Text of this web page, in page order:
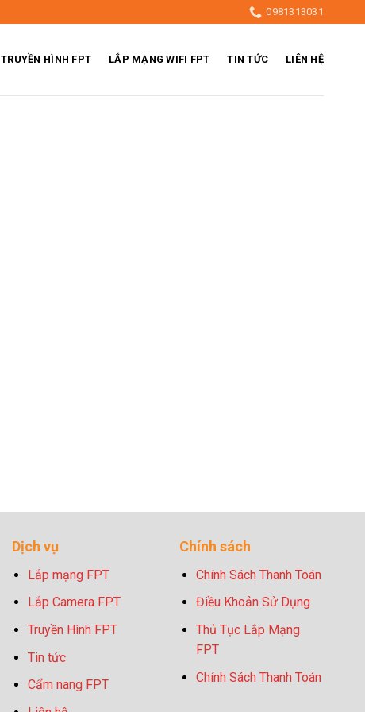
0981313031
TRUYỀN HÌNH FPT LẮP MẠNG WIFI FPT TIN TỨC LIÊN HỆ
Dịch vụ
Lắp mạng FPT
Lắp Camera FPT
Truyền Hình FPT
Tin tức
Cẩm nang FPT
Chính sách
Chính Sách Thanh Toán
Điều Khoản Sử Dụng
Thủ Tục Lắp Mạng
FPT
Chính Sách Thanh Toán